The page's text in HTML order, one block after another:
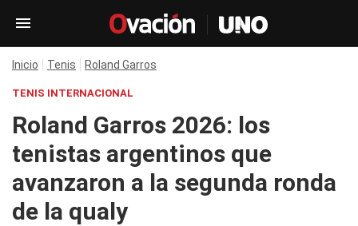
Inicio Tenis Roland Garros
TENIS INTERNACIONAL
Roland Garros 2026: los
tenistas argentinos que
avanzaron a la segunda ronda
de la qualy